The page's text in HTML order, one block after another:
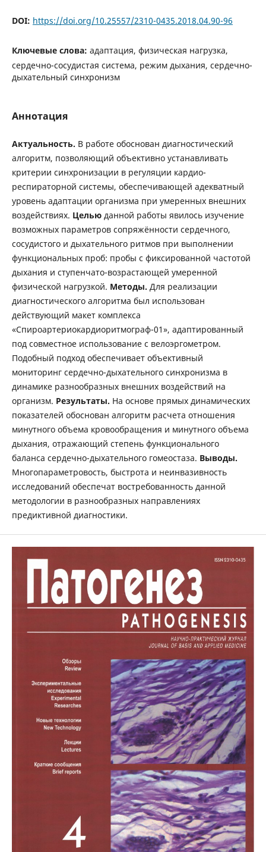
DOI: https://doi.org/10.25557/2310-0435.2018.04.90-96
Ключевые слова: адаптация, физическая нагрузка,
сердечно-сосудистая система, режим дыхания, сердечно-
дыхательный синхронизм
Аннотация
Актуальность. В работе обоснован диагностический
алгоритм, позволяющий объективно устанавливать
критерии синхронизации в регуляции кардио-
респираторной системы, обеспечивающей адекватный
уровень адаптации организма при умеренных внешних
воздействиях. Цельюданной работы явилось изучение
возможных параметров сопряжённости сердечного,
сосудистого и дыхательного ритмов при выполнении
функциональных проб: пробы с фиксированной частотой
дыхания и ступенчато-возрастающей умеренной
физической нагрузкой. Методы. Для реализации
диагностического алгоритма был использован
действующий макет комплекса
«Спироартериокардиоритмограф-01», адаптированный
под совместное использование с велоэргометром.
Подобный подход обеспечивает объективный
мониторинг сердечно-дыхательного синхронизма в
динамике разнообразных внешних воздействий на
организм. Результаты. На основе прямых динамических
показателей обоснован алгоритм расчета отношения
минутного объема кровообращения и минутного объема
дыхания, отражающий степень функционального
баланса сердечно-дыхательного гомеостаза. Выводы.
Многопараметровость, быстрота и неинвазивность
исследований обеспечат востребованность данной
методологии в разнообразных направлениях
предиктивной диагностики.